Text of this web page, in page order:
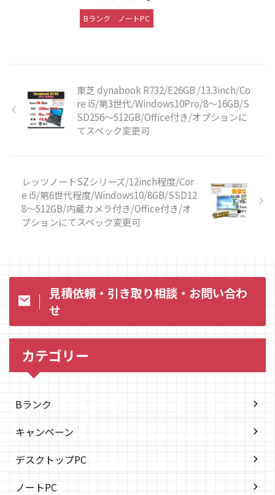
Bランク ノートPC
東芝 dynabook R732/E26GB /13.3inch/Co
re i5/第3世代/Windows10Pro/8〜16GB/S
SD256〜512GB/Office付き/オプションに
てスペック変更可
レッツノートSZシリーズ/12inch程度/Cor
e i5/第6世代程度/Windows10/8GB/SSD12
8〜512GB/内蔵カメラ付き/Office付き/オ
プションにてスペック変更可
見積依頼・引き取り相談・お問い合わ
せ
カテゴリー
Bランク
キャンペーン
デスクトップPC
ノートPC